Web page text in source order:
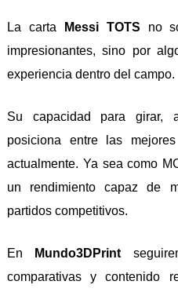
La carta Messi TOTS no
impresionantes, sino por
experiencia dentro del campo.
Su capacidad para girar,
posiciona entre las
actualmente. Ya sea como
un rendimiento capaz de
partidos competitivos.
En Mundo3DPrint
comparativas y contenido